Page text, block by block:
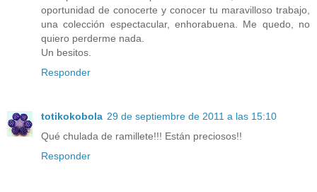
oportunidad de conocerte y conocer tu maravilloso trabajo,
una colección espectacular, enhorabuena. Me quedo, no
quiero perderme nada.
Un besitos.
Responder
totikokobola 29 de septiembre de 2011 a las 15:10
Qué chulada de ramillete!!! Están preciosos!!
Responder